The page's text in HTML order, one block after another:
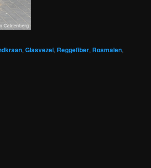
, Glasvezel, Reggefiber, Rosmalen,